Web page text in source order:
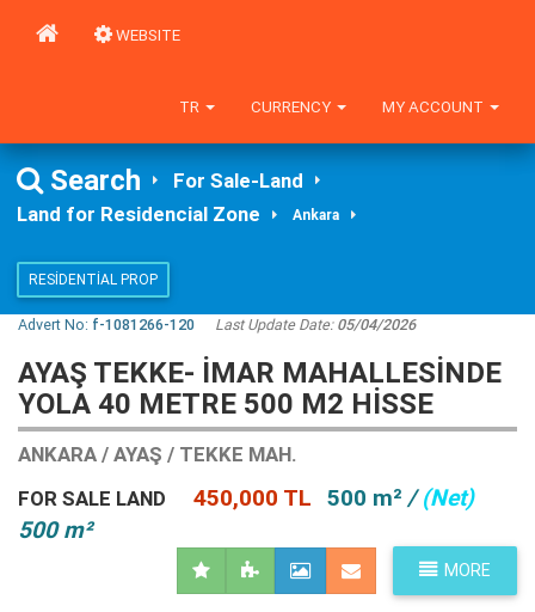
WEBSITE
MY ACCOUNT
CURRENCY
TR
Search
For Sale-Land
Land for Residencial Zone
Ankara
RESIDENTIAL PROP
Advert No: f-1081266-120 Last Update Date:05/04/2026
AYAŞ TEKKE- İMAR MAHALLESİNDE
YOLA 40 METRE 500 M2 HİSSE
ANKARA / AYAŞ / TEKKE MAH.
FOR SALE LAND
450,000 TL 500 m² /(Net)
500 m²
MORE